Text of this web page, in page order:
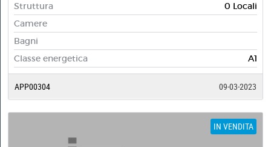
Struttura
0 Locali
Camere
Bagni
Classe energetica
A1
APP00304 09-03-2023
IN VENDITA